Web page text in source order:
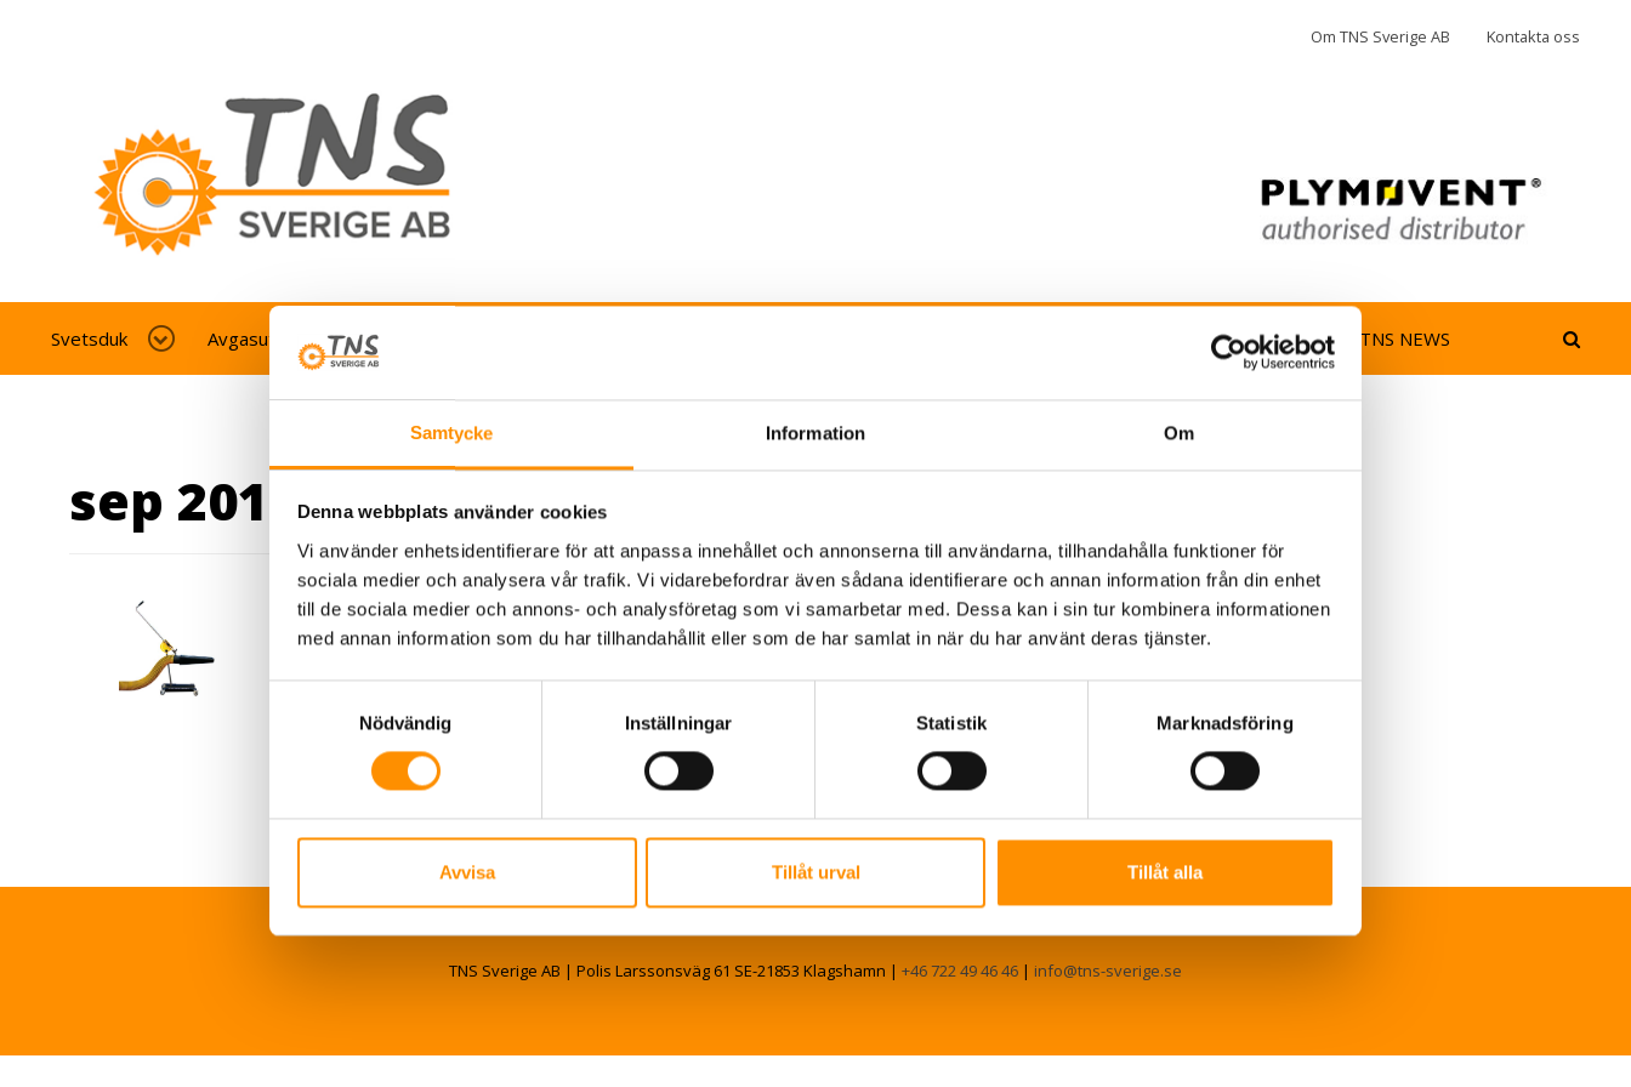
Samtycke Information Om
Denna webbplats använder cookies
Vi använder enhetsidentifierare för att anpassa innehållet och annonserna till användarna, tillhandahålla funktioner för
sociala medier och analysera vår trafik. Vi vidarebefordrar även sådana identifierare och annan information från din enhet
till de sociala medier och annons- och analysföretag som vi samarbetar med. Dessa kan i sin tur kombinera informationen
med annan information som du har tillhandahållit eller som de har samlat in när du har använt deras tjänster.
Nödvändig
Inställningar Statistik Marknadsföring
Avvisa Tillåt urval Tillåt alla
Om TNS Sverige AB Kontakta oss
Svetsduk Avgasutsug fordonverkstad AeroGuard TNS NEWS
sep 2019
TEN avgasmunstycke för EURO 6 avgasrör
26/09-2019
Arkiv per månad
september 2025(2)
oktober 2024(1)
januari 2024
november 2023
juni 2022(1)
november 2020 (1)
september 2019(1)
mars 2018(1)
TNS Sverige AB | Polis Larssonsväg 61 SE-21853 Klagshamn | +46 722 49 46 46 | info@tns-sverige.se